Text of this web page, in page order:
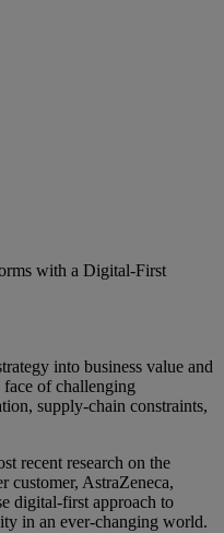
with a Digital-First
into business value and
of challenging
supply-chain constraints,
recent research on the
customer, AstraZeneca,
digital-first approach to
in an ever-changing world.